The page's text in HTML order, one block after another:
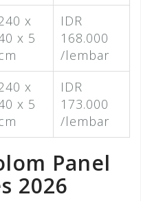
x
x 5
IDR
168.000
/lembar
x
x 5
IDR
173.000
/lembar
Panel
2026